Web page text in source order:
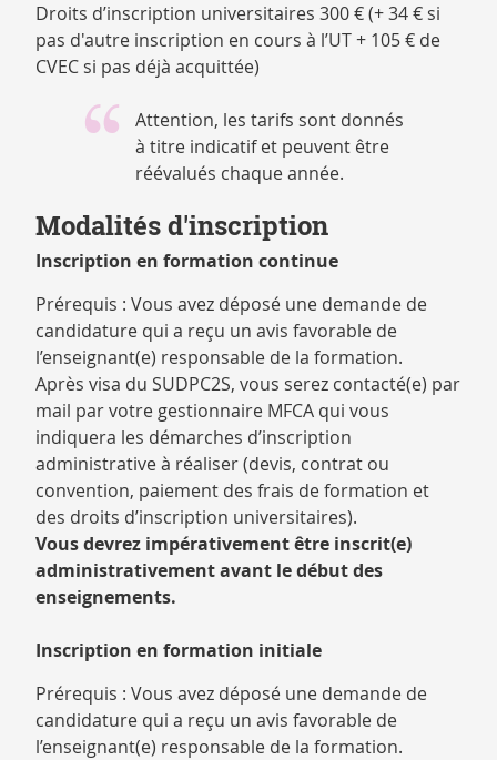
Droits d’inscription universitaires 300 € (+ 34 € si
pas d'autre inscription en cours à l’UT + 105 € de
CVEC si pas déjà acquittée)
Attention, les tarifs sont donnés
à titre indicatif et peuvent être
réévalués chaque année.
Modalités d'inscription
Inscription en formation continue
Prérequis : Vous avez déposé une demande de
candidature qui a reçu un avis favorable de
l’enseignant(e) responsable de la formation.
Après visa du SUDPC2S, vous serez contacté(e) par
mail par votre gestionnaire MFCA qui vous
indiquera les démarches d’inscription
administrative à réaliser (devis, contrat ou
convention, paiement des frais de formation et
des droits d’inscription universitaires).
Vous devrez impérativement être inscrit(e)
administrativement avant le début des
enseignements.
Inscription en formation initiale
Prérequis : Vous avez déposé une demande de
candidature qui a reçu un avis favorable de
l’enseignant(e) responsable de la formation.